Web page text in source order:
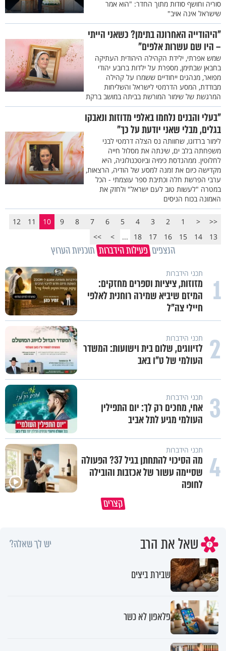
סוריה וחושף סודות מתוך החדר: "הוא אמר
שישראל אינה אויב"
"היהודייה האחרונה בתימן? כשאני הייתי
– היו שם עשרות אלפים"
שמש אפרתי, ילידת הקהילה היהודית העתיקה
בחבאן שבתימן, מספרת על ילדות ברובע יהודי
מפואר, מנהגים ייחודיים ששמרו על קהילה
מבודדת, המסע הדרמטי לישראל והשליחות
המרגשת של שימור המורשת בביתה במושב ברקת
"בעלי והבנים נלחמו באלפי מדוזות ונאבקו
בגלים, מבלי שאני יודעת על כך"
לימור ברדוגו, שחוותה נס הצלה דרמטי לבני
משפחתה בלב ים, שינתה את מסלול חייה
לחלוטין. ממהנדסת כימיה וביוטכנולוגיה, היא
מקדישה כיום את זמנה למסע של הודיה, הרצאות,
ערבי הפרשת חלה וכתיבת ספר עוצמתי - הכל
במטרה "לעשות טוב לעם ישראל" ולחזק את
האמונה בכוח הניסים
<<
<
1
2
3
4
5
6
7
8
9
10
11
12
13
14
15
16
17
18
...
>
>>
הנצפים פעילות הידברות תוכניות הערוץ
1 תכני הידברות
מזוזות, ציציות וספרים מחזקים:
המיזם שיביא שמירה רוחנית לאלפי
חיילי צה"ל
2 תכני הידברות
לזיווגים, שלום בית וישועות: המשדר
העולמי של ט"ו באב
3 תכני הידברות
אחי, מחכים רק לך: יום התפילין
העולמי מגיע לתל אביב
4 תכני הידברות
מה הסיכוי להתחתן בגיל 37? הפעולה
שסיימה עשור של אכזבות והובילה
לחופה
קצרים
גם השולחן שבת שאתם מסדרים הוא
המעשים הנסתרים שלנו
שאל את הרב יש לך שאלה?
שבירת ביצים
פלאפון לא כשר